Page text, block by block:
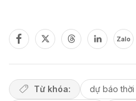
Zalo
Từ khóa:
dự báo thời